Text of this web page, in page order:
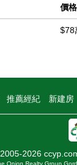
價格
$78
推薦經紀 新建房
2026
Onion Realty Group